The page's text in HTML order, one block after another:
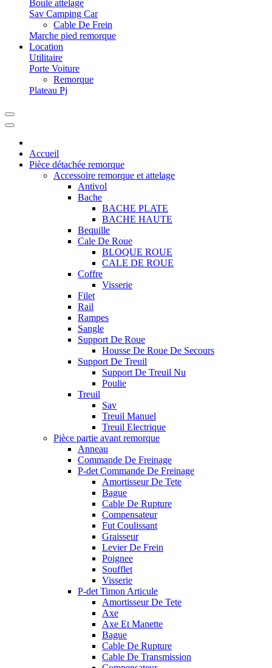
Boule attelage
Sav Camping Car
Cable De Frein
Marche pied remorque
Location
Utilitaire
Porte Voiture
Remorque
Plateau Pj
Accueil
Pièce détachée remorque
Accessoire remorque et attelage
Antivol
Bache
BACHE PLATE
BACHE HAUTE
Bequille
Cale De Roue
BLOQUE ROUE
CALE DE ROUE
Coffre
Visserie
Filet
Rail
Rampes
Sangle
Support De Roue
Housse De Roue De Secours
Support De Treuil
Support De Treuil Nu
Poulie
Treuil
Sav
Treuil Manuel
Treuil Electrique
Pièce partie avant remorque
Anneau
Commande De Freinage
P-det Commande De Freinage
Amortisseur De Tete
Bague
Cable De Rupture
Compensateur
Fut Coulissant
Graisseur
Levier De Frein
Poignee
Soufflet
Visserie
P-det Timon Articule
Amortisseur De Tete
Axe
Axe Et Manette
Bague
Cable De Rupture
Cable De Transmission